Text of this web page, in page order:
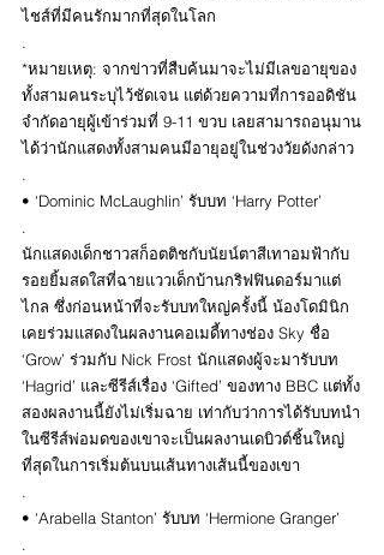
ไชส์ที่มีคนรักมากที่สุดในโลก
.
*หมายเหตุ: จากข่าวที่สืบค้นมาจะไม่มีเลขอายุของ
ทั้งสามคนระบุไว้ชัดเจน แต่ด้วยความที่การออดิชัน
จำกัดอายุผู้เข้าร่วมที่ 9-11 ขวบ เลยสามารถอนุมาน
ได้ว่านักแสดงทั้งสามคนมีอายุอยู่ในช่วงวัยดังกล่าว
.
• ‘Dominic McLaughlin’ รับบท ‘Harry Potter’
.
นักแสดงเด็กชาวสก็อตติชกับนัยน์ตาสีเทาอมฟ้ากับ
รอยยิ้มสดใสที่ฉายแววเด็กบ้านกริฟฟินดอร์มาแต่
ไกล ซึ่งก่อนหน้าที่จะรับบทใหญ่ครั้งนี้ น้องโดมินิก
เคยร่วมแสดงในผลงานคอเมดี้ทางช่อง Sky ชื่อ
‘Grow’ ร่วมกับ Nick Frost นักแสดงผู้จะมารับบท
‘Hagrid’ และซีรีส์เรื่อง ‘Gifted’ ของทาง BBC แต่ทั้ง
สองผลงานนี้ยังไม่เริ่มฉาย เท่ากับว่าการได้รับบทนำ
ในซีรีส์พ่อมดของเขาจะเป็นผลงานเดบิวต์ชิ้นใหญ่
ที่สุดในการเริ่มต้นบนเส้นทางเส้นนี้ของเขา
.
• ‘Arabella Stanton’ รับบท ‘Hermione Granger’
.